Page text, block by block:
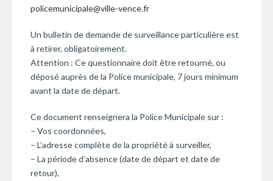
policemunicipale@ville-vence.fr
Un bulletin de demande de surveillance particulière est
à retirer, obligatoirement.
Attention : Ce questionnaire doit être retourné, ou
déposé auprès de la Police municipale, 7 jours minimum
avant la date de départ.
Ce document renseignera la Police Municipale sur :
– Vos coordonnées,
– L’adresse complète de la propriété à surveiller,
– La période d’absence (date de départ et date de
retour),